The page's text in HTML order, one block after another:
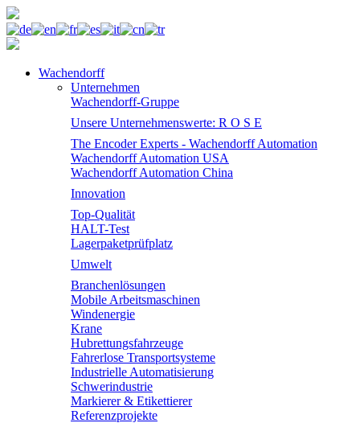
Wachendorff
Unternehmen
Wachendorff-Gruppe
Unsere Unternehmenswerte: R O S E
The Encoder Experts - Wachendorff Automation
Wachendorff Automation USA
Wachendorff Automation China
Innovation
Top-Qualität
HALT-Test
Lagerpaketprüfplatz
Umwelt
Branchenlösungen
Mobile Arbeitsmaschinen
Windenergie
Krane
Hubrettungsfahrzeuge
Fahrerlose Transportsysteme
Industrielle Automatisierung
Schwerindustrie
Markierer & Etikettierer
Referenzprojekte